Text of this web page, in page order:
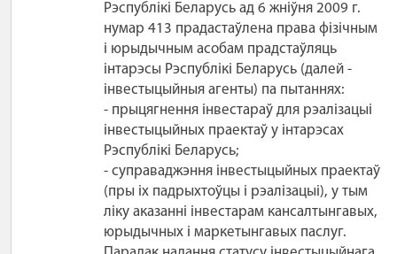
Рэспублікі Беларусь ад 6 жніўня 2009 г.
нумар 413 прадастаўлена права фізічным
і юрыдычным асобам прадстаўляць
інтарэсы Рэспублікі Беларусь (далей -
інвестыцыйныя агенты) па пытаннях:
- прыцягнення інвестараў для рэалізацыі
інвестыцыйных праектаў у інтарэсах
Рэспублікі Беларусь;
- суправаджэння інвестыцыйных праектаў
(пры іх падрыхтоўцы і рэалізацыі), у тым
ліку аказанні інвестарам кансалтынгавых,
юрыдычных і маркетынгавых паслуг.